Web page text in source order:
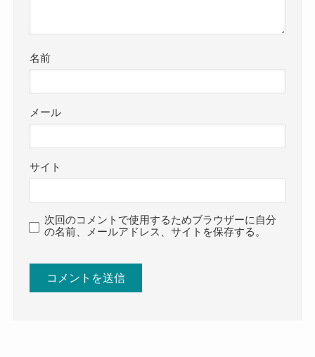
名前
メール
サイト
次回のコメントで使用するためブラウザーに自分
の名前、メールアドレス、サイトを保存する。